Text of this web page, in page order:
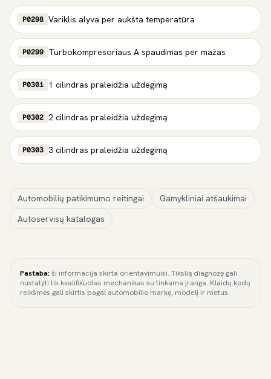
P0298 Variklis alyva per aukšta temperatūra
P0299 Turbokompresoriaus A spaudimas per mažas
P0301 1 cilindras praleidžia uždegimą
P0302 2 cilindras praleidžia uždegimą
P0303 3 cilindras praleidžia uždegimą
Automobilių patikimumo reitingai
Gamykliniai atšaukimai
Autoservisų katalogas
Pastaba:ši informacija skirta orientavimuisi. Tikslią diagnozę gali
nustatyti tik kvalifikuotas mechanikas su tinkama įranga. Klaidų kodų
reikšmės gali skirtis pagal automobilio markę, modelį ir metus.